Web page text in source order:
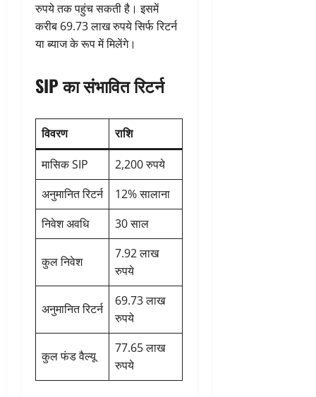
रुपये तक पहुंच सकती है। इसमें
करीब 69.73 लाख रुपये सिर्फ रिटर्न
या ब्याज के रूप में मिलेंगे।
SIP का संभावित रिटर्न
विवरण
राशि
मासिक SIP
2,200 रुपये
अनुमानित रिटर्न
12% सालाना
निवेश अवधि
30 साल
कुल निवेश
7.92 लाख
रुपये
अनुमानित रिटर्न
69.73 लाख
रुपये
कुल फंड वैल्यू
77.65 लाख
रुपये